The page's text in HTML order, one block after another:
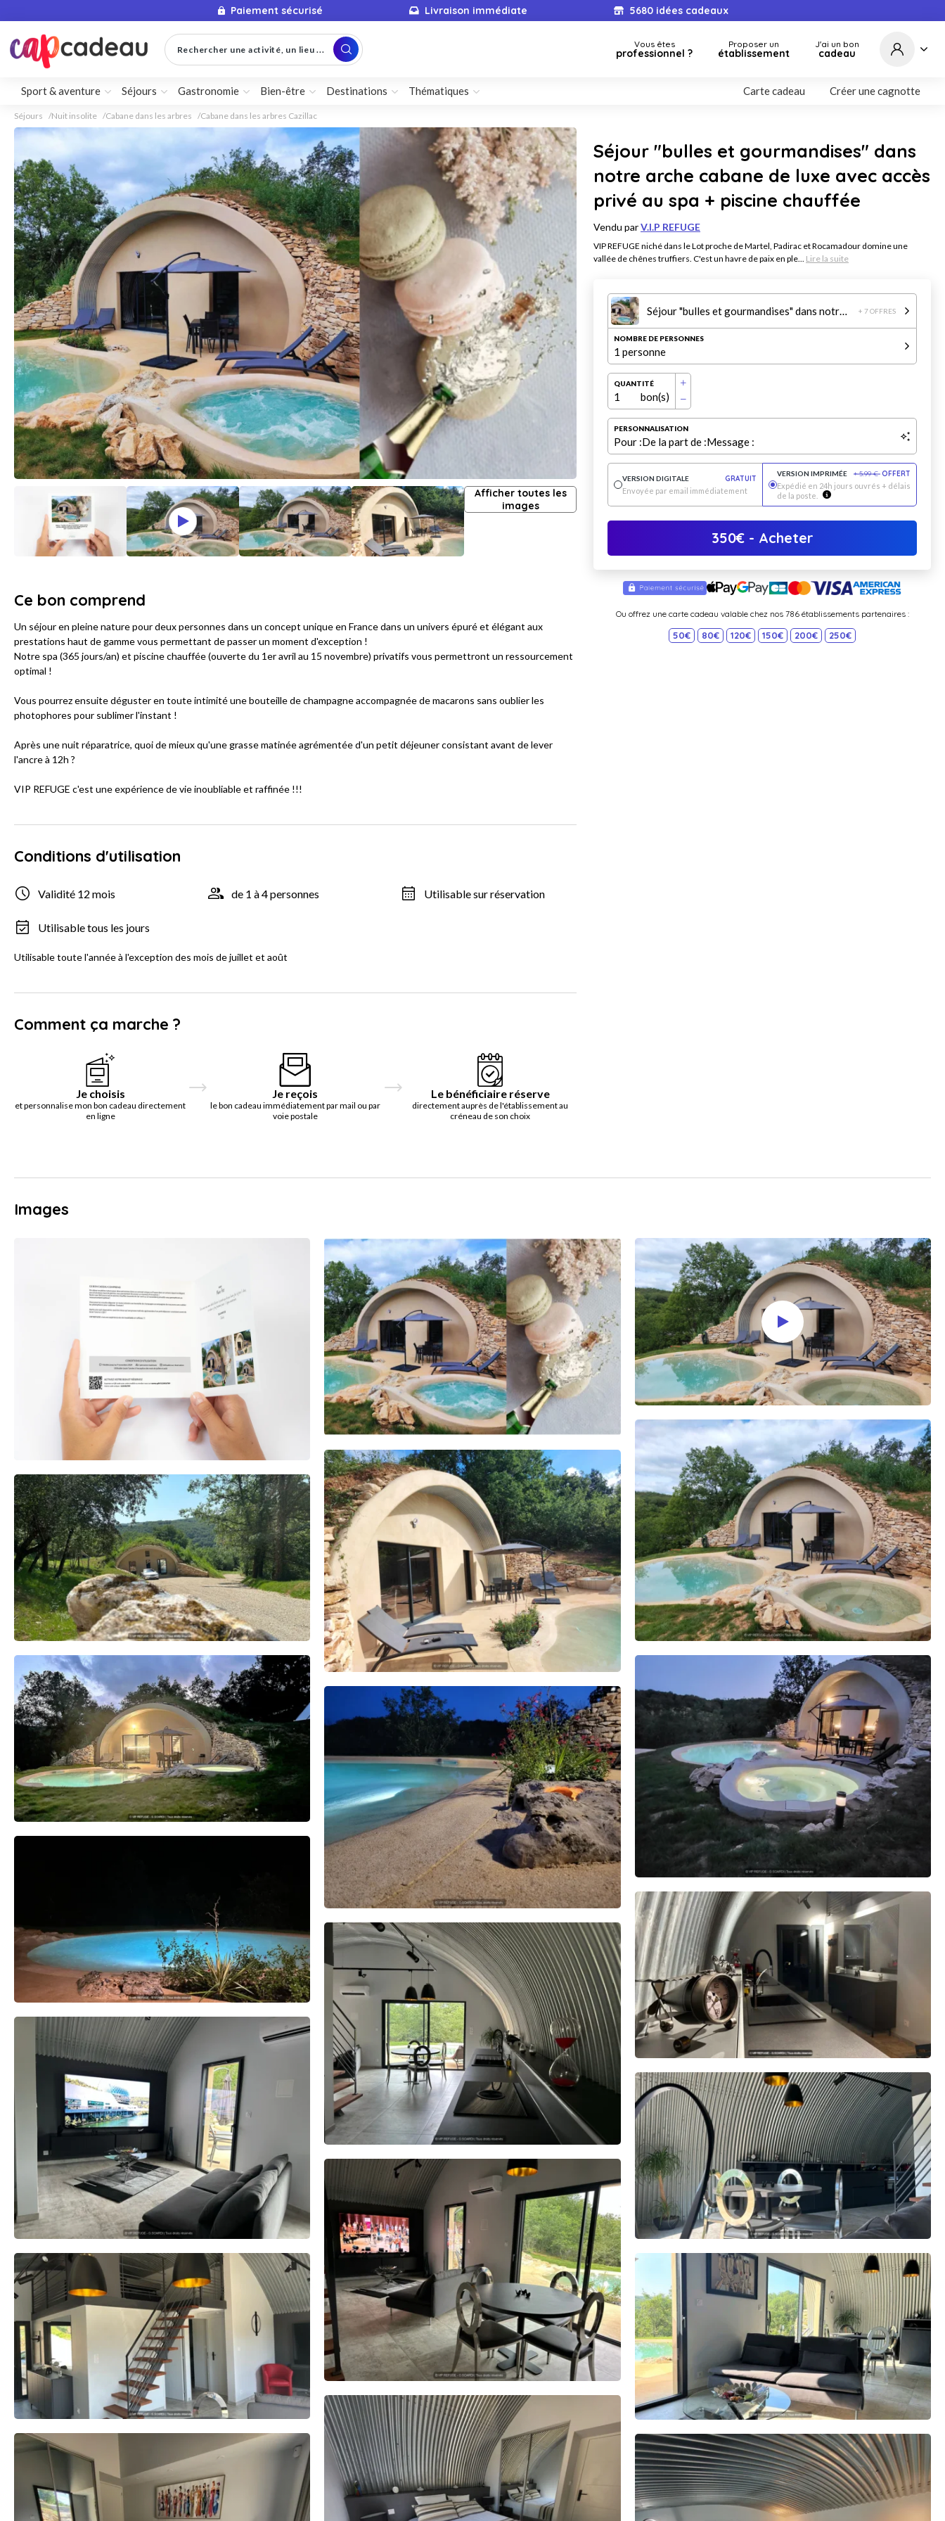
Paiement sécurisé Livraison immédiate 5680idées cadeaux
Rechercher une activité, un lieu ... Vous êtes
professionnel ?
Proposer un
établissement
J'ai un bon
cadeau
Sport & aventure Séjours Gastronomie Bien-être Destinations Thématiques Carte cadeau Créer une cagnotte
Séjours Nuit insolite Cabane dans les arbres Cabane dans les arbres Cazillac
Afficher toutes les
images
Séjour "bulles et gourmandises" dans
notre arche cabane de luxe avec accès
privé au spa + piscine chauffée
Vendu parV.I.P REFUGE
VIP REFUGE niché dans le Lot proche de Martel, Padirac et Rocamadour domine une
vallée de chênes truffiers. C'est un havre de paix en ple... Lire la suite
Séjour "bulles et gourmandises" dans notre arche cabane de luxe avec accès privé au spa + piscine chauffée + 7 OFFRES
NOMBRE DE PERSONNES
1 personne
QUANTITÉ
1 bon(s)
PERSONNALISATION
Pour :De la part de :Message :
VERSION DIGITALE
GRATUIT
Envoyée par email immédiatement
VERSION IMPRIMÉE +5.99 € OFFERT
Expédié en 24h jours ouvrés + délais
de la poste.
350€- Acheter
Ou offrez une carte cadeau valable chez nos 786 établissements partenaires :
50€ 80€ 120€ 150€ 200€ 250€
Ce bon comprend
Un séjour en pleine nature pour deux personnes dans un concept unique en France dans un univers épuré et élégant aux
prestations haut de gamme vous permettant de passer un moment d'exception !
Notre spa (365 jours/an) et piscine chauffée (ouverte du 1er avril au 15 novembre) privatifs vous permettront un ressourcement
optimal !
Vous pourrez ensuite déguster en toute intimité une bouteille de champagne accompagnée de macarons sans oublier les
photophores pour sublimer l'instant !
Après une nuit réparatrice, quoi de mieux qu'une grasse matinée agrémentée d'un petit déjeuner consistant avant de lever
l'ancre à 12h ?
VIP REFUGE c'est une expérience de vie inoubliable et raffinée !!!
Conditions d'utilisation
Validité 12 mois de 1 à 4 personnes Utilisable sur réservation
Utilisable tous les jours
Utilisable toute l'année à l'exception des mois de juillet et août
Comment ça marche ?
Je choisis
et personnalise mon bon cadeau directement
en ligne
Je reçois
le bon cadeau immédiatement par mail ou par
voie postale
Le bénéficiaire réserve
directement auprès de l'établissement au
créneau de son choix
Images